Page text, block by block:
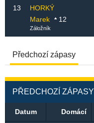
13
HORKÝ
Marek
12
Záložník
Předchozí zápasy
PŘEDCHOZÍ ZÁPASY
Datum Domácí